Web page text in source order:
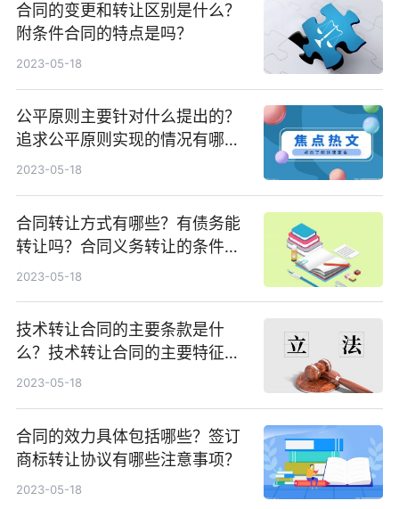
合同的变更和转让区别是什么？
附条件合同的特点是吗？
2023-05-18
公平原则主要针对什么提出的？
追求公平原则实现的情况有哪
些？
2023-05-18
合同转让方式有哪些？有债务能
转让吗？合同义务转让的条件有
哪些？
2023-05-18
技术转让合同的主要条款是什
么？技术转让合同的主要特征包
括了什么？
2023-05-18
合同的效力具体包括哪些？签订
商标转让协议有哪些注意事项？
2023-05-18